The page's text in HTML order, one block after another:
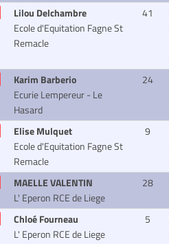
Lilou Delchambre
Ecole d'Equitation Fagne St
Remacle
41
Karim Barberio
Ecurie Lempereur - Le
Hasard
24
Elise Mulquet
Ecole d'Equitation Fagne St
Remacle
9
MAELLE VALENTIN
L' Eperon RCE de Liege
28
Chloé Fourneau
L' Eperon RCE de Liege
5